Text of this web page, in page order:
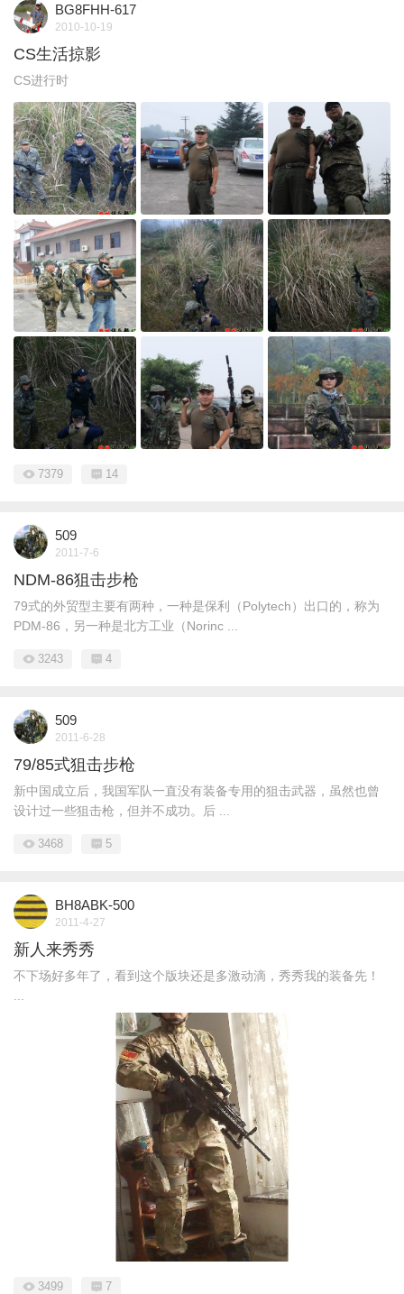
BG8FHH-617
2010-10-19
CS生活掠影
CS进行时
7379 14
509
2011-7-6
NDM-86狙击步枪
79式的外贸型主要有两种，一种是保利（Polytech）出口的，称为
PDM-86，另一种是北方工业（Norinc ...
3243 4
509
2011-6-28
79/85式狙击步枪
新中国成立后，我国军队一直没有装备专用的狙击武器，虽然也曾
设计过一些狙击枪，但并不成功。后 ...
3468 5
BH8ABK-500
2011-4-27
新人来秀秀
不下场好多年了，看到这个版块还是多激动滴，秀秀我的装备先！
3499 7